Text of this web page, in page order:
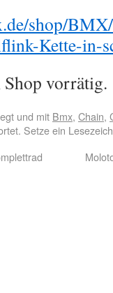
shop/
Kette-in-
vorrätig.
und mit Bmx, Chain,
Setze ein